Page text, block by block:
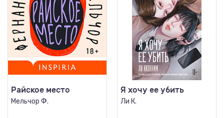
Райское место
Мельчор Ф.
Я хочу ее убить
Ли К.